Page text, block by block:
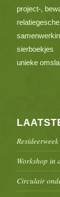
project-,
sierboekjes
unieke
Workshop in
Circulair